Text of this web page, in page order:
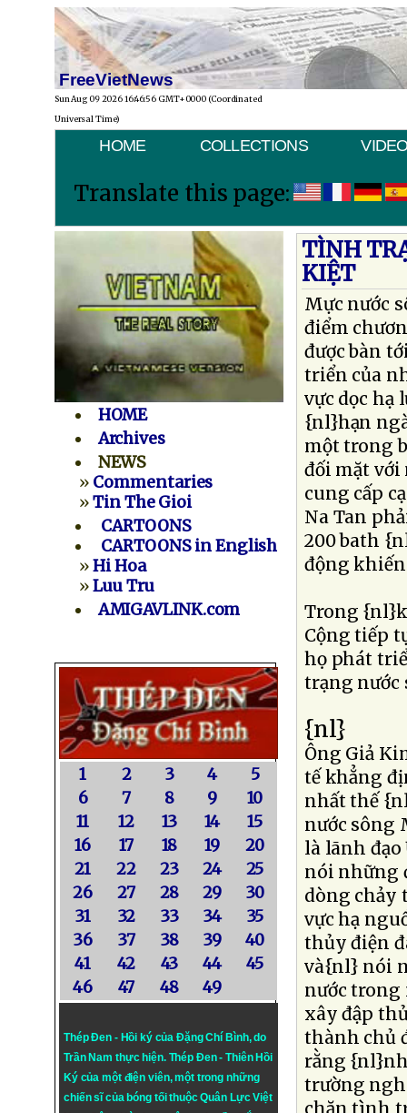
FreeVietNews
Sun Aug 09 2026 16:46:56 GMT+0000 (Coordinated
Universal Time)
HOME COLLECTIONS
Translate this page:
HOME
Archives
NEWS
» Commentaries
»Tin The Gioi
CARTOONS
CARTOONS in English
»Hi Hoa
»Luu Tru
AMIGAVLINK.com
1 2 3 4
5
6
7 8 9
10
11
12 13 14
15
16
17 18 19
20
21
22 23 24
25
26
27 28 29
30
31
32 33 34
35
36
37 38 39
40
41
42 43 44
45
46
47 48 49
Thép Đen - Hồi ký của Đặng Chí Bình, do
Trần Nam thực hiện. Thép Đen- Thiên Hồi
Ký của một điện viên, một trong những
chiến sĩ của bóng tối thuộc Quân Lực Việt
TÌNH
KIỆT
Mực nước
điểm
được bàn
triển của
vực dọc
{nl}hạn
một trong
đối mặt với
cung cấp
Na Tan
200 bath
động
Trong
Cộng tiếp
họ phát
trạng nước
{nl}
Ông Giả
tế khẳng
nhất thế
nước sông
là lãnh đạo
nói những
dòng chảy
vực hạ
thủy điện
và{nl} nói
nước trong
xây đập
thành chủ
rằng
trường
chặn tình